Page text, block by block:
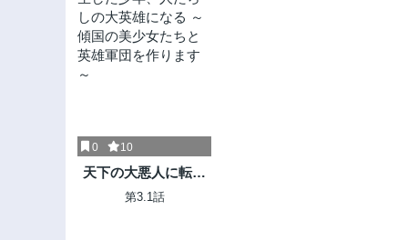
0 10
天下の大悪人に転生
した少年、人たらし
第3.1話